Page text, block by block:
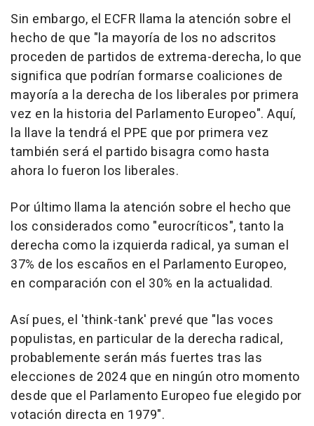
Sin embargo, el ECFR llama la atención sobre el
hecho de que "la mayoría de los no adscritos
proceden de partidos de extrema-derecha, lo que
significa que podrían formarse coaliciones de
mayoría a la derecha de los liberales por primera
vez en la historia del Parlamento Europeo". Aquí,
la llave la tendrá el PPE que por primera vez
también será el partido bisagra como hasta
ahora lo fueron los liberales.
Por último llama la atención sobre el hecho que
los considerados como "eurocríticos", tanto la
derecha como la izquierda radical, ya suman el
37% de los escaños en el Parlamento Europeo,
en comparación con el 30% en la actualidad.
Así pues, el 'think-tank' prevé que "las voces
populistas, en particular de la derecha radical,
probablemente serán más fuertes tras las
elecciones de 2024 que en ningún otro momento
desde que el Parlamento Europeo fue elegido por
votación directa en 1979".